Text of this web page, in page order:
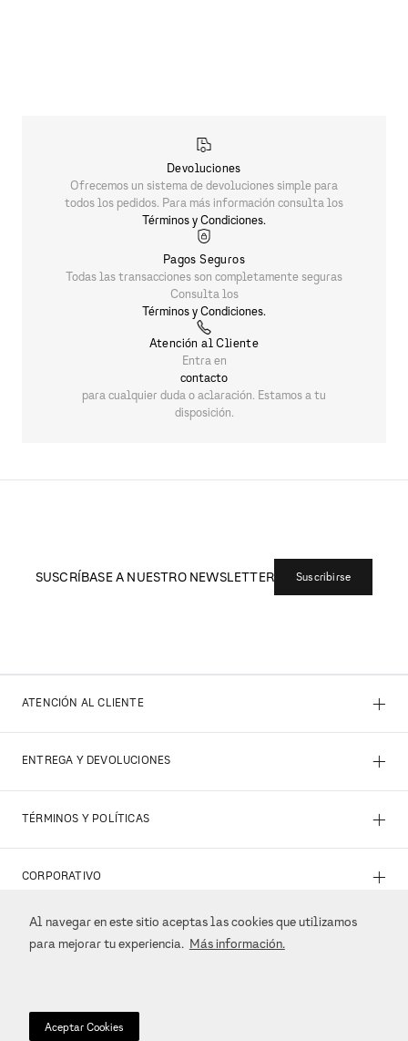
Al navegar en este sitio aceptas las cookies que utilizamos
para mejorar tu experiencia. Más información.
Aceptar Cookies
Devoluciones
Ofrecemos un sistema de devoluciones simple para
todos los pedidos. Para más información consulta los
Términos y Condiciones.
Pagos Seguros
Todas las transacciones son completamente seguras
Consulta los
Términos y Condiciones.
Atención al Cliente
Entra en
contacto
para cualquier duda o aclaración. Estamos a tu
disposición.
SUSCRÍBASE A NUESTRO NEWSLETTER Suscribirse
ATENCIÓN AL CLIENTE +
ENTREGA Y DEVOLUCIONES +
TÉRMINOS Y POLÍTICAS +
CORPORATIVO +
REDES SOCIALES